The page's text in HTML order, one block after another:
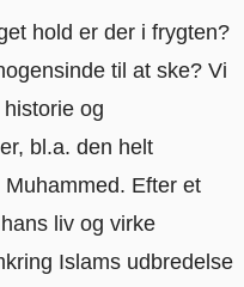
hold er der i frygten?
til at ske? Vi
og
bl.a. den helt
Efter et
liv og virke
Islams udbredelse